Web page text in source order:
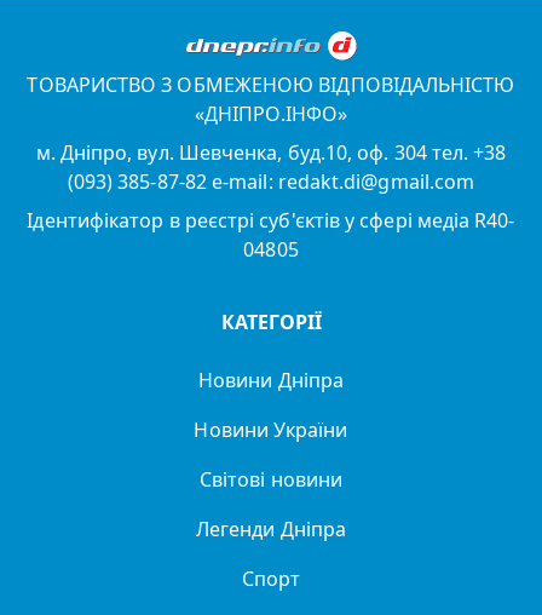
ТОВАРИСТВО З ОБМЕЖЕНОЮ ВІДПОВІДАЛЬНІСТЮ
«ДНІПРО.ІНФО»
м. Дніпро, вул. Шевченка, буд.10, оф. 304 тел. +38
(093) 385-87-82 e-mail: redakt.di@gmail.com
Ідентифікатор в реєстрі суб'єктів у сфері медіа R40-
04805
КАТЕГОРІЇ
Новини Дніпра
Новини України
Світові новини
Легенди Дніпра
Спорт